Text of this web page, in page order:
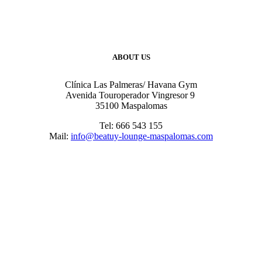
ABOUT US
Clínica Las Palmeras/ Havana Gym
Avenida Touroperador Vingresor 9
35100 Maspalomas
Tel: 666 543 155
Mail: info@beatuy-lounge-maspalomas.com